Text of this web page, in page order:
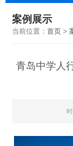
案例展示
当前位置： 首页>
青岛中学人